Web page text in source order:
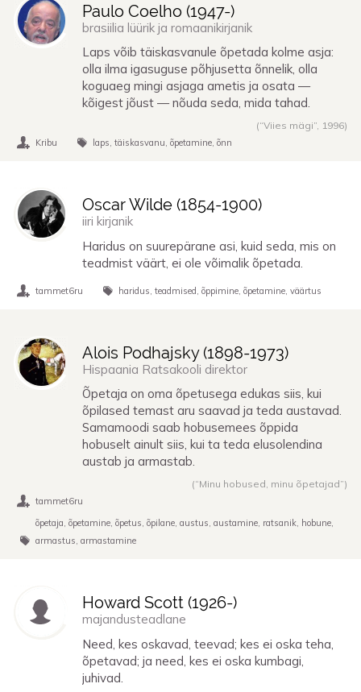
Paulo Coelho (1947-)
brasiilia lüürik ja romaanikirjanik
Laps võib täiskasvanule õpetada kolme asja:
olla ilma igasuguse põhjusetta õnnelik, olla
koguaeg mingi asjaga ametis ja osata —
kõigest jõust — nõuda seda, mida tahad.
(“Viies mägi”, 1996)
Kribu laps täiskasvanu õpetamine õnn
Oscar Wilde (1854-1900)
iiri kirjanik
Haridus on suurepärane asi, kuid seda, mis on
teadmist väärt, ei ole võimalik õpetada.
tammet6ru haridus teadmised õppimine õpetamine väärtus
Alois Podhajsky (1898-1973)
Hispaania Ratsakooli direktor
Õpetaja on oma õpetusega edukas siis, kui
õpilased temast aru saavad ja teda austavad.
Samamoodi saab hobusemees õppida
hobuselt ainult siis, kui ta teda elusolendina
austab ja armastab.
(“Minu hobused, minu õpetajad”)
tammet6ru
õpetaja õpetamine õpetus õpilane austus austamine ratsanik hobune
armastus armastamine
Howard Scott (1926-)
majandusteadlane
Need, kes oskavad, teevad; kes ei oska teha,
õpetavad; ja need, kes ei oska kumbagi,
juhivad.